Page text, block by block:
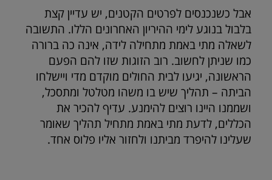
אבל כשנכנסים לפרטים הקטנים, יש עדיין קצת
בלבול בנוגע לימי ההיריון האחרונים הללו. התשובה
לשאלה מתי באמת מתחילה לידה, אינה כה ברורה
כמו שניתן לחשוב. רוב הזוגות שזו להם הפעם
הראשונה, יגיעו לבית החולים מוקדם מדי ויישלחו
הביתה – תהליך שיש בו משהו מטלטל ומתסכל,
ושממנו היינו רוצים להימנע. עדיף להכיר את
הכללים, לדעת מתי באמת מתחיל תהליך שאומר
שעלינו להיפרד מביתנו ולחזור אליו פלוס אחד.